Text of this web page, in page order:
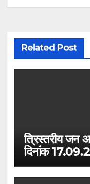
Related Post
त्रिस्तरीय जन
दिनांक